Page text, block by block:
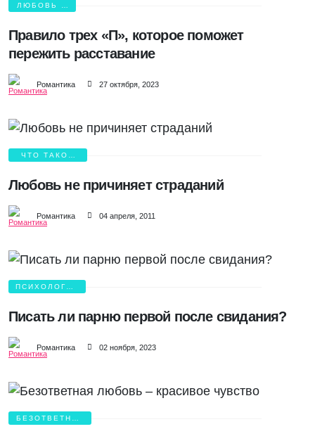
ЛЮБОВЬ И
Правило трех «П», которое поможет
пережить расставание
Романтика 27 октября, 2023
ЧТО ТАКОЕ
Любовь не причиняет страданий
Романтика 04 апреля, 2011
ПСИХОЛОГИЯ
Писать ли парню первой после свидания?
Романтика 02 ноября, 2023
БЕЗОТВЕТНАЯ